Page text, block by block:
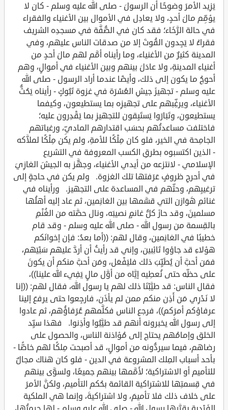
يَزِيد الأمرَ وضوحًا أن الرسولَ - صلى الله عليه وسلم - كان لا
يؤمِّم مالَ أحدٍ، ولا يعادِل في الأموال بين الأغنياء والفقراء
في حالة الرَّخَاء؛ فقد كان في الصُّفَّة في مسجدِه الشريف
فقراءُ لا يَجِدون القُوتَ إلا من صدقات الناس عليهم، وفي
المدينة كثيرٌ من الأغنياء، وما رأيناه أمَّم لهم مالَ أحدٍ من
أغنياءِ المدينةِ، ولا عادَلَ بينهم وبين الأغنياء في أموالٍ، وهم
أحوجُ ما يكون إلى ذلك، وأيضًا عندما أراد الرسول - صلى الله
عليه وسلم - تجهيزَ جيشِ العُسْرَة في غزوة تَبُوكٍ - رأيناه يَحُثُّ
الأغنياء، ويرغِّبهم على تجهيزِه بما يستطيعون، وكيفما
يستطيعون، وتَبَارَوا يَستَبِقون للتجهيزِ بما يَقْدِرون عليه؛
فاختلفت مساعدتُهم بحسَب اقتدارِهم الماديِّ، ورغباتهم
الجامِحة في الخير، فلو كان مِلْكًا للأمةِ، ولم يكن مِلْكًا لملاَّكه
- الذين اكتسبوه بطرقِ الكسب المعروفة في التشريع
الإسلامي - لانتزعه من أيدي الأغنياء، وجهَّز به الجيشَ الغازِيَ
في أحرجِ ظروفٍ عَرَفتها تلك الغزوة. ولم يكن في حاجةٍ إلى
ترغيبِهم، وحثِّهم في المساعدة على التجهيز. ورأيناه في
غنائمِ هَوَازن التي قسَّمها بين الغانِمين، ثم عاد إليه أهلُها
مسلمينَ، وقد حازَ كلُّ غانمٍ نصيبَه، ونال حصَّته من الغُنْمِ
بالقِسمة من رسول الله - صلى الله عليه وسلم - وقد قام
خطيبًا في الغانِمين، وقال لهم: ((أما بعدُ: فإن إخوانَكم
هؤلاءِ قد جاؤوا تَائِبين، وإني قد رأيتُ أن أردَّ عليهم سَبْيَهم،
فمَن أحبَّ أن يُطَيِّبَ ذلك فليَفْعَل، ومَن أحبَّ منكم أن يكونَ
على حظِّه حتى نُعطِيه إيَّاه من أوَّل مالٍ يَفِيء الله علينا))،
فقال الناس: قد طيَّبْنَا ذلك لهم يا رسول الله، فقال لهم: ((إنا
لا نَدْرِي مَن أَذِن منكم ممن لم يأذَن، فارجِعوا حتى يرفعَ إلينا
عرفاؤكم أمرَكم))، فرجع الناس فكلَّمهم عُرَفاؤُهم، ثم عادوا
إلى رسول الله يخبرونه أنهم قد طيَّبُوا وأذِنوا. فهذا سيِّد
الخلق وإمامُهم يحتاج إلى مُؤاذنة الناس، والحصول على
رضاهم، فيما سيردُّونه من أموالٍ، قد أصبحت مِلكًا لهم خاصًّا -
بأحد أسباب المِلك المشروعة في الدين - فلو كان هناك مجالٌ
للتأميم أو الاشتراكية؛ لأَمَّمها بينهم جميعًا، ولسوَّى بينهم
في قِسمتِها للاشتراكية القائمة بحُكم التأميم، ولكنَّ الأمرَ
على خلاف ذلك فلا تأميمَ، ولا اشتراكيةَ، وإنما هي الملكية